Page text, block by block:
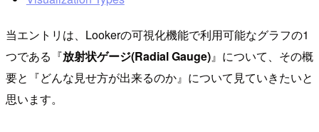
当エントリは、Lookerの可視化機能で利用可能なグラフの1
つである『放射状ゲージ(Radial Gauge)』について、その概
要と『どんな見せ方が出来るのか』について見ていきたいと
思います。